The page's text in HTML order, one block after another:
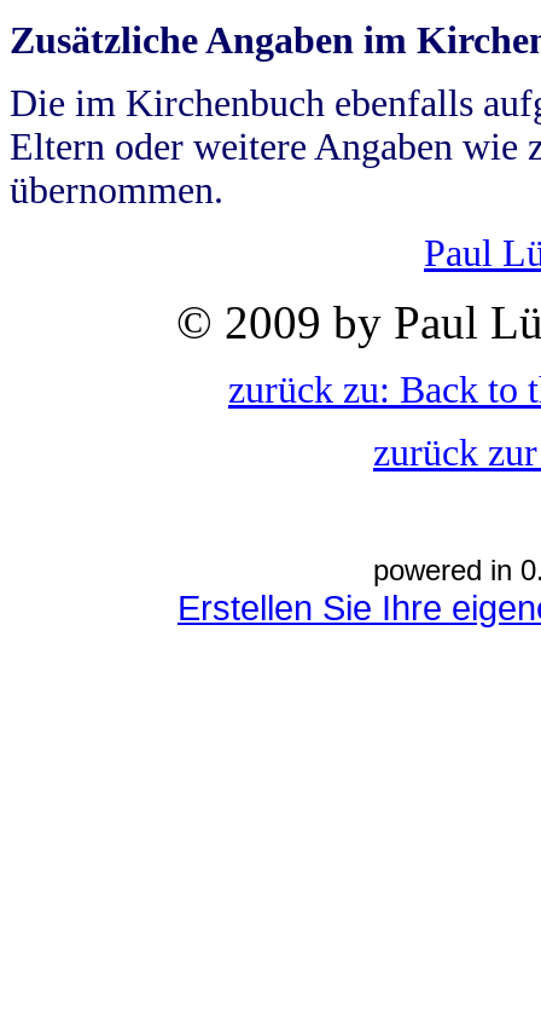
Zusätzliche Angaben im
Die im Kirchenbuch ebenfalls
Eltern oder weitere Angaben wie
übernommen.
Paul
© 2009 by Paul
zurück zu: Back to
zurück
powered in
Erstellen Sie Ihre